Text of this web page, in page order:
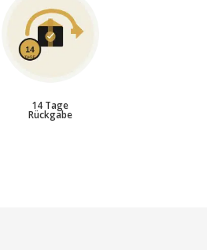
14 Tage
Rückgabe